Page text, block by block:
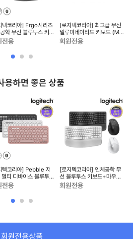
회원전용상품
텍코리아] Ergo시리즈
학 무선 블루투스 키보
KEYS)
전용
[로지텍코리아] 최고급 무선
일루미네이티드 키보드 (MX
Keys S)블루투스/BO...
회원전용
용하면 좋은 상품
텍코리아] Pebble 저
멀티 디바이스 블루투스
키보드 (K380S)
전용
[로지텍코리아] 인체공학 무
선 블루투스 키보드+마우스
세트 (WAVE KEYS+LI...
회원전용